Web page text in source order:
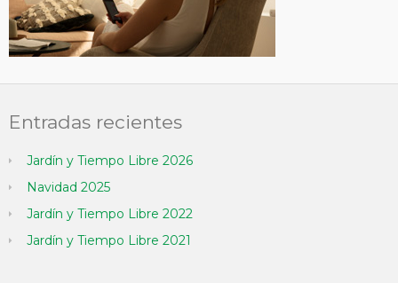
Entradas recientes
Jardín y Tiempo Libre 2026
Navidad 2025
Jardín y Tiempo Libre 2022
Jardín y Tiempo Libre 2021